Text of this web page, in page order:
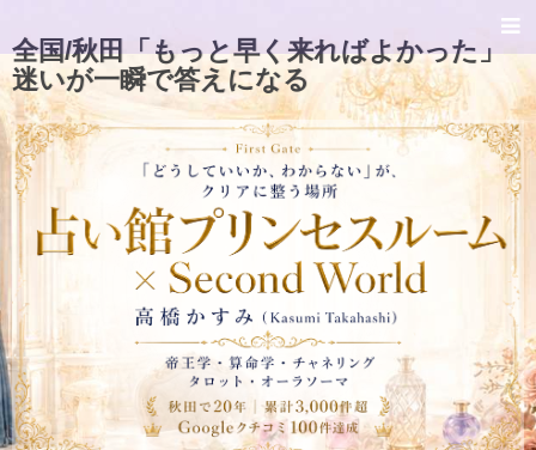
全国/秋田「もっと早く来ればよかった」
迷いが一瞬で答えになる